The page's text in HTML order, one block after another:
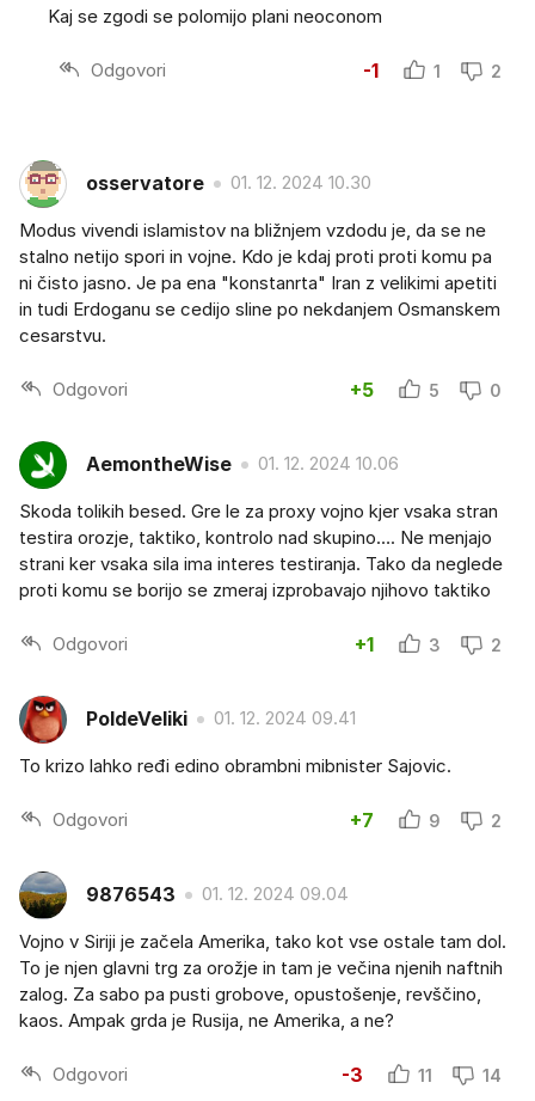
Kaj se zgodi se polomijo plani neoconom
Odgovori -1 1 2
osservatore 01. 12. 2024 10.30
Modus vivendi islamistov na bližnjem vzdodu je, da se ne
stalno netijo spori in vojne. Kdo je kdaj proti proti komu pa
ni čisto jasno. Je pa ena "konstanrta" Iran z velikimi apetiti
in tudi Erdoganu se cedijo sline po nekdanjem Osmanskem
cesarstvu.
Odgovori +5 5 0
AemontheWise 01. 12. 2024 10.06
Skoda tolikih besed. Gre le za proxy vojno kjer vsaka stran
testira orozje, taktiko, kontrolo nad skupino…. Ne menjajo
strani ker vsaka sila ima interes testiranja. Tako da neglede
proti komu se borijo se zmeraj izprobavajo njihovo taktiko
Odgovori +1 3 2
PoldeVeliki 01. 12. 2024 09.41
To krizo lahko ređi edino obrambni mibnister Sajovic.
Odgovori +7 9 2
9876543 01. 12. 2024 09.04
Vojno v Siriji je začela Amerika, tako kot vse ostale tam dol.
To je njen glavni trg za orožje in tam je večina njenih naftnih
zalog. Za sabo pa pusti grobove, opustošenje, revščino,
kaos. Ampak grda je Rusija, ne Amerika, a ne?
Odgovori -3 11 14